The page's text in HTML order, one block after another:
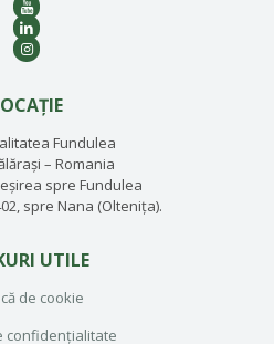
Fundulea
– Romania
spre Fundulea
spre Nana (Oltenița).
UTILE
de cookie
confidențialitate